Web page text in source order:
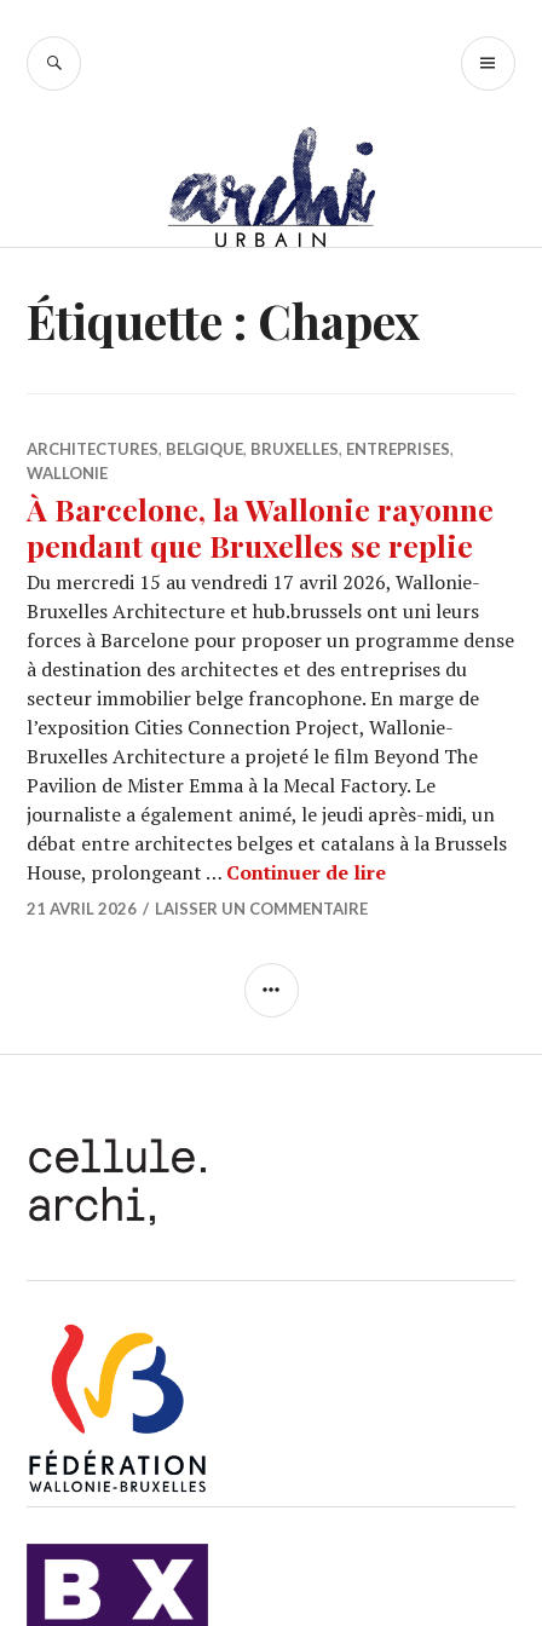
contenu
RECHERCHE
Étiquette : Chapex
ARCHITECTURES, BELGIQUE, BRUXELLES, ENTREPRISES,
WALLONIE
À Barcelone, la Wallonie rayonne
pendant que Bruxelles se replie
Du mercredi 15 au vendredi 17 avril 2026, Wallonie-
Bruxelles Architecture et hub.brussels ont uni leurs
forces à Barcelone pour proposer un programme dense
à destination des architectes et des entreprises du
secteur immobilier belge francophone. En marge de
l’exposition Cities Connection Project, Wallonie-
Bruxelles Architecture a projeté le film Beyond The
Pavilion de Mister Emma à la Mecal Factory. Le
journaliste a également animé, le jeudi après-midi, un
débat entre architectes belges et catalans à la Brussels
House, prolongeant … Continuer de lireÀ Barcelone, la
21 AVRIL 2026 LAISSER UN COMMENTAIRE
COLONNE